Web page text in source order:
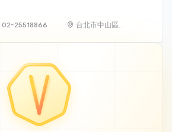
02-25518866
台北市中山區南